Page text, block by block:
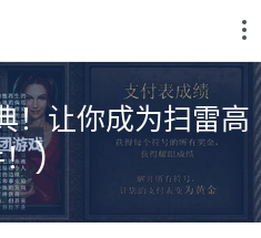
！让你成为扫雷高
！)